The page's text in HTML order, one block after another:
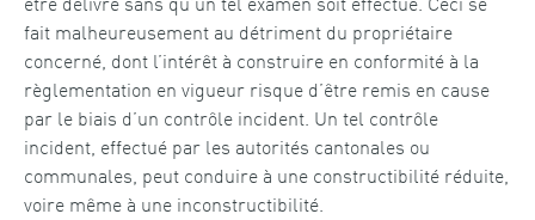
fait malheureusement au détriment du propriétaire
concerné, dont l’intérêt à construire en conformité à la
règlementation en vigueur risque d’être remis en cause
par le biais d’un contrôle incident. Un tel contrôle
incident, effectué par les autorités cantonales ou
communales, peut conduire à une constructibilité réduite,
voire même à une inconstructibilité.